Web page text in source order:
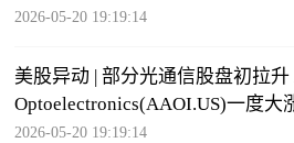
2026-05-20 19:19:14
美股异动 | 部分光通信股盘初拉
Optoelectronics(AAOI.US)一度大
2026-05-20 19:19:14